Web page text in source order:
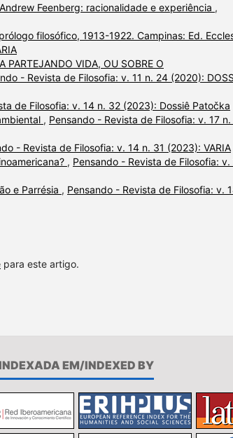
Feenberg: racionalidade e experiência ,
filosófico, 1913-1922. Campinas: Ed.
PARTEJANDO VIDA, OU SOBRE O
- Revista de Filosofia: v. 11 n. 24 (2020):
de Filosofia: v. 14 n. 32 (2023): Dossiê Patočka
, Pensando - Revista de Filosofia: v. 17
- Revista de Filosofia: v. 14 n. 31 (2023): VARIA
, Pensando - Revista de Filosofia: v.
e Parrésia , Pensando - Revista de Filosofia: v.
para este artigo.
EM/INDEXED BY